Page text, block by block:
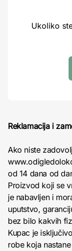
Ukoliko
Reklamacija i
Ako niste
od 14 dana od
Proizvod koji se
je nabavljen i
uputstvo,
bez bilo kakvih
Kupac je
robe koja